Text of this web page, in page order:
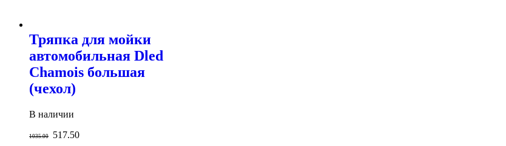
Тряпка для мойки
автомобильная Dled
Chamois большая
(чехол)
В наличии
1035.00 517.50